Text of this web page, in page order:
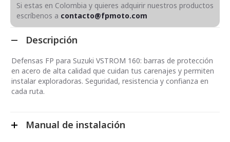
Si estas en Colombia y quieres adquirir nuestros productos
escríbenos a contacto@fpmoto.com
Descripción
Defensas FP para Suzuki VSTROM 160: barras de protección
en acero de alta calidad que cuidan tus carenajes y permiten
instalar exploradoras. Seguridad, resistencia y confianza en
cada ruta.
Manual de instalación